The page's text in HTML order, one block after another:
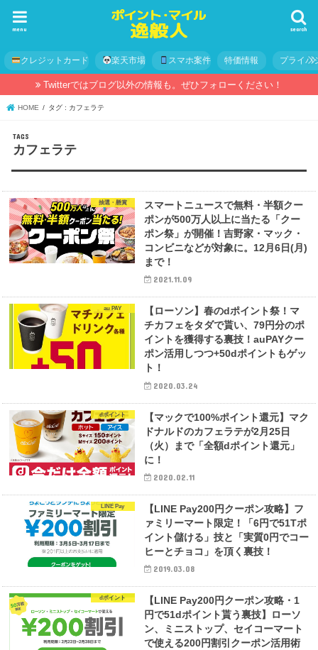
search
menu
クレジットカード 楽天市場 スマホ案件 特価情報 プライバ
Twitterではブログ以外の情報も。ぜひフォローください！
HOME タグ : カフェラテ
カフェラテ
抽選・懸賞
スマートニュースで無料・半額クー
ポンが500万人以上に当たる「クー
ポン祭」が開催！吉野家・マック・
コンビニなどが対象に。12月6日(月)
まで！
2021.11.09
au PAY
【ローソン】春のdポイント祭！マ
チカフェをタダで貰い、79円分のポ
イントを獲得する裏技！auPAYクー
ポン活用しつつ+50dポイントもゲッ
ト！
2020.03.24
dポイント
【マックで100%ポイント還元】マク
ドナルドのカフェラテが2月25日
（火）まで「全額dポイント還元」
に！
2020.02.11
LINE Pay
【LINE Pay200円クーポン攻略】フ
ァミリーマート限定！「6円で51Tポ
イント儲ける」技と「実質0円でコー
ヒーとチョコ」を頂く裏技！
2019.03.08
dポイント
【LINE Pay200円クーポン攻略・1
円で51dポイント貰う裏技】ローソ
ン、ミニストップ、セイコーマート
で使える200円割引クーポン活用術